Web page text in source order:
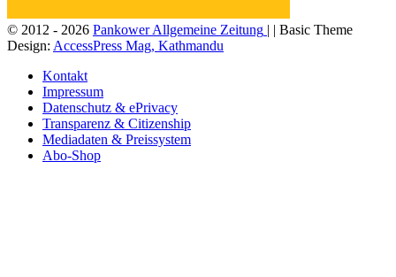
© 2012 - 2026 Pankower Allgemeine Zeitung | | Basic Theme
Design: AccessPress Mag, Kathmandu
Kontakt
Impressum
Datenschutz & ePrivacy
Transparenz & Citizenship
Mediadaten & Preissystem
Abo-Shop